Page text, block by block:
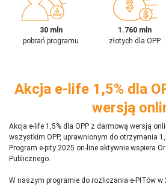
30 mln
pobrań programu
1.760 mln
złotych dla OPP
Akcja e-life 1,5% dla
wersją
Akcja e-life 1,5% dla OPP z darmową wersją
wszystkim OPP, uprawnionym do otrzymania
Program e-pity 2025 on-line aktywnie wspiera
Publicznego.
W naszym programie do rozliczania e-PITów w